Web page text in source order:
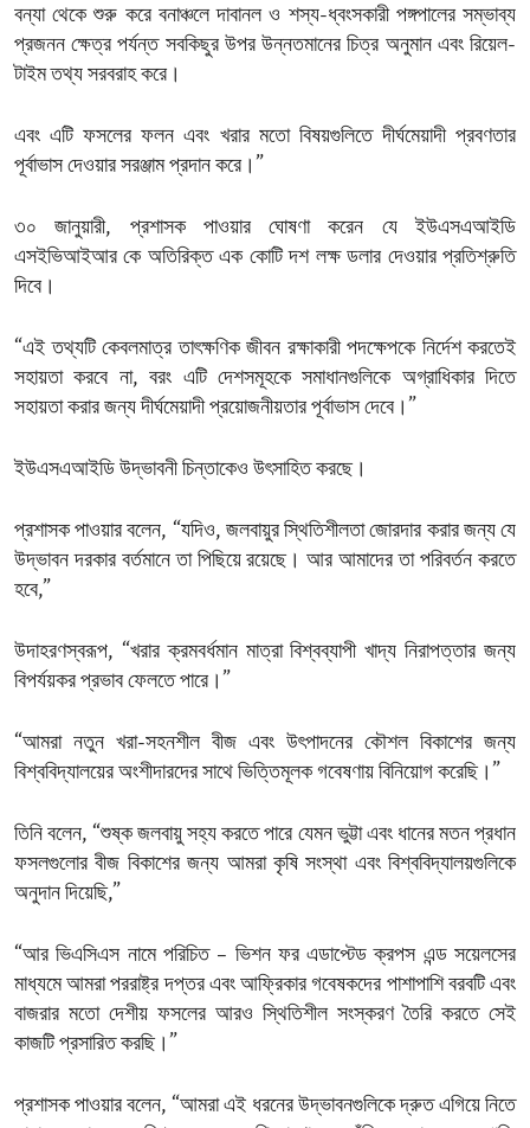
বন্যা থেকে শুরু করে বনাঞ্চলে দাবানল ও শস্য-ধ্বংসকারী পঙ্গপালের সম্ভাব্য
প্রজনন ক্ষেত্র পর্যন্ত সবকিছুর উপর উন্নতমানের চিত্র অনুমান এবং রিয়েল-
টাইম তথ্য সরবরাহ করে।
এবং এটি ফসলের ফলন এবং খরার মতো বিষয়গুলিতে দীর্ঘমেয়াদী প্রবণতার
পূর্বাভাস দেওয়ার সরঞ্জাম প্রদান করে।”
৩০ জানুয়ারী, প্রশাসক পাওয়ার ঘোষণা করেন যে ইউএসএআইডি
এসইভিআইআর কে অতিরিক্ত এক কোটি দশ লক্ষ ডলার দেওয়ার প্রতিশ্রুতি
দিবে।
“এই তথ্যটি কেবলমাত্র তাৎক্ষণিক জীবন রক্ষাকারী পদক্ষেপকে নির্দেশ করতেই
সহায়তা করবে না, বরং এটি দেশসমূহকে সমাধানগুলিকে অগ্রাধিকার দিতে
সহায়তা করার জন্য দীর্ঘমেয়াদী প্রয়োজনীয়তার পূর্বাভাস দেবে।”
ইউএসএআইডি উদ্ভাবনী চিন্তাকেও উৎসাহিত করছে।
প্রশাসক পাওয়ার বলেন, “যদিও, জলবায়ুর স্থিতিশীলতা জোরদার করার জন্য যে
উদ্ভাবন দরকার বর্তমানে তা পিছিয়ে রয়েছে। আর আমাদের তা পরিবর্তন করতে
হবে,”
উদাহরণস্বরূপ, “খরার ক্রমবর্ধমান মাত্রা বিশ্বব্যাপী খাদ্য নিরাপত্তার জন্য
বিপর্যয়কর প্রভাব ফেলতে পারে।”
“আমরা নতুন খরা-সহনশীল বীজ এবং উৎপাদনের কৌশল বিকাশের জন্য
বিশ্ববিদ্যালয়ের অংশীদারদের সাথে ভিত্তিমূলক গবেষণায় বিনিয়োগ করেছি।”
তিনি বলেন, “শুষ্ক জলবায়ু সহ্য করতে পারে যেমন ভুট্টা এবং ধানের মতন প্রধান
ফসলগুলোর বীজ বিকাশের জন্য আমরা কৃষি সংস্থা এবং বিশ্ববিদ্যালয়গুলিকে
অনুদান দিয়েছি,”
“আর ভিএসিএস নামে পরিচিত – ভিশন ফর এডাপ্টেড ক্রপস এন্ড সয়েলসের
মাধ্যমে আমরা পররাষ্ট্র দপ্তর এবং আফ্রিকার গবেষকদের পাশাপাশি বরবটি এবং
বাজরার মতো দেশীয় ফসলের আরও স্থিতিশীল সংস্করণ তৈরি করতে সেই
কাজটি প্রসারিত করছি।”
প্রশাসক পাওয়ার বলেন, “আমরা এই ধরনের উদ্ভাবনগুলিকে দ্রুত এগিয়ে নিতে